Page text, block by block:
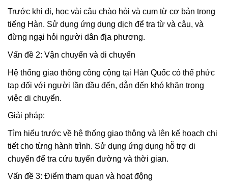
Trước khi đi, học vài câu chào hỏi và cụm từ cơ bản trong
tiếng Hàn. Sử dụng ứng dụng dịch để tra từ và câu, và
đừng ngại hỏi người dân địa phương.
Vấn đề 2: Vận chuyển và di chuyển
Hệ thống giao thông công cộng tại Hàn Quốc có thể phức
tạp đối với người lần đầu đến, dẫn đến khó khăn trong
việc di chuyển.
Giải pháp:
Tìm hiểu trước về hệ thống giao thông và lên kế hoạch chi
tiết cho từng hành trình. Sử dụng ứng dụng hỗ trợ di
chuyển để tra cứu tuyến đường và thời gian.
Vấn đề 3: Điểm tham quan và hoạt động